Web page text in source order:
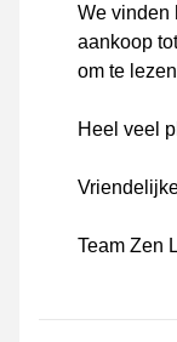
We vinden
aankoop
om te
Heel veel
Team Zen